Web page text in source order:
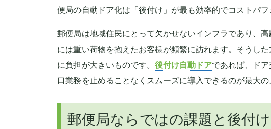
便局の自動ドア化は「後付け」が最も効率的でコストパフ
郵便局は地域住民にとって欠かせないインフラであり、
には重い荷物を抱えたお客様が頻繁に訪れます。そうし
に負担が大きいものです。 後付け自動ドアであれば、ド
口業務を止めることなくスムーズに導入できるのが最大の
郵便局ならではの課題と後付